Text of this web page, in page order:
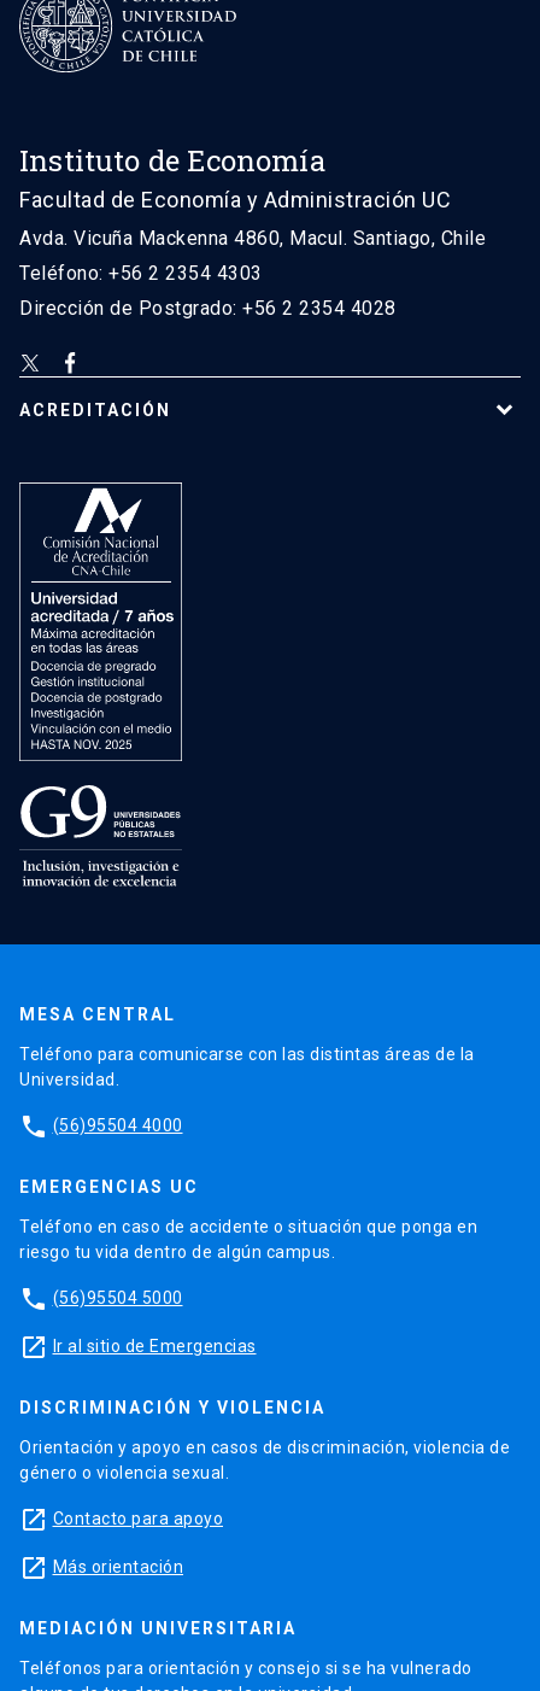
Instituto de Economía
Facultad de Economía y Administración UC
Avda. Vicuña Mackenna 4860, Macul. Santiago, Chile
Teléfono: +56 2 2354 4303
Dirección de Postgrado: +56 2 2354 4028
ACREDITACIÓN
MESA CENTRAL
Teléfono para comunicarse con las distintas áreas de la
Universidad.
phone (56)95504 4000
EMERGENCIAS UC
Teléfono en caso de accidente o situación que ponga en
riesgo tu vida dentro de algún campus.
phone (56)95504 5000
launch Ir al sitio de Emergencias
DISCRIMINACIÓN Y VIOLENCIA
Orientación y apoyo en casos de discriminación, violencia de
género o violencia sexual.
launch Contacto para apoyo
launch Más orientación
MEDIACIÓN UNIVERSITARIA
Teléfonos para orientación y consejo si se ha vulnerado